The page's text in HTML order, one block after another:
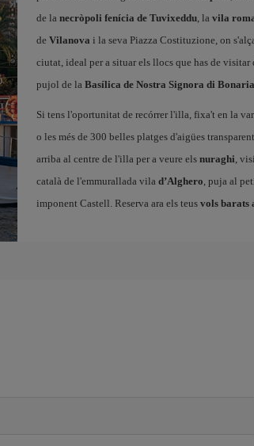
de la necròpoli fenícia de Tuvixeddu, la vila
de Vilanova i la seva Piazza Costituzione, on
ciutat, ideal per a situar els llocs que has de
pujol de la Basílica de Nostra Signora di Bonaria
Si tens l'oportunitat de recórrer l'illa, fixa't en la
o les més de 300 belles platges d'aigües
arriba al centre de l'illa per a veure els nuraghi,
català de l'emmurallada vila d’Alghero, puja al
imponent Castell. Reserva ara els teus vols barats